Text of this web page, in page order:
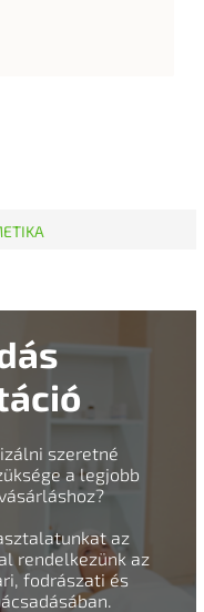
szeretné
a legjobb
az
rendelkezünk az
fodrászati és